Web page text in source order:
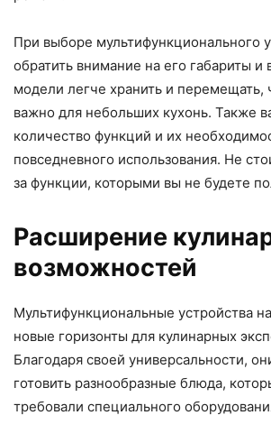
При выборе мультифункционального
обратить внимание на его габариты и
модели легче хранить и перемещать,
важно для небольших кухонь. Также
количество функций и их
повседневного использования. Не
за функции, которыми вы не будете
Расширение
возможностей
Мультифункциональные устройства
новые горизонты для кулинарных
Благодаря своей универсальности,
готовить разнообразные блюда,
требовали специального